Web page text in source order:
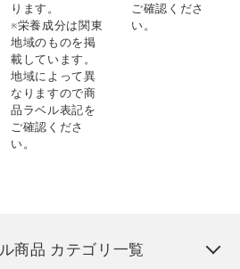
ります。
※栄養成分は関東
地域のものを掲
載しています。
地域によって異
なりますので商
品ラベル表記を
ご確認くださ
い。
ご確認くださ
い。
商品 カテゴリ一覧